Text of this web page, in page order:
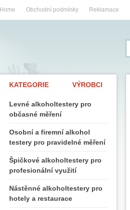
Home Obchodní podmínky Reklamace
KATEGORIE VÝROBCI
Levné alkoholtestery pro
občasné měření
Osobní a firemní alkohol
testery pro pravidelné měření
Špičkové alkoholtestery pro
profesionální využití
Nástěnné alkoholtestery pro
hotely a restaurace